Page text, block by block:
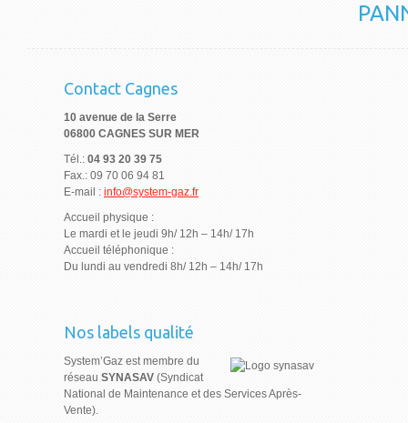
Contact Cagnes
10 avenue de la Serre
06800 CAGNES SUR MER
Tél.: 04 93 20 39 75
Fax.: 09 70 06 94 81
E-mail : info@system-gaz.fr
Accueil physique :
Le mardi et le jeudi 9h/ 12h – 14h/ 17h
Accueil téléphonique :
Du lundi au vendredi 8h/ 12h – 14h/ 17h
Nos labels qualité
System’Gaz est membre du
réseau SYNASAV (Syndicat
National de Maintenance et des Services Après-
Vente).